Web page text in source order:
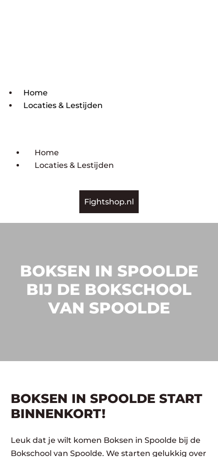
Home
Locaties & Lestijden
Home
Locaties & Lestijden
Fightshop.nl
BOKSEN IN SPOOLDE
BIJ DE BOKSCHOOL
VAN SPOOLDE
BOKSEN IN SPOOLDE START
BINNENKORT!
Leuk dat je wilt komen Boksen in Spoolde bij de
Bokschool van Spoolde. We starten gelukkig over